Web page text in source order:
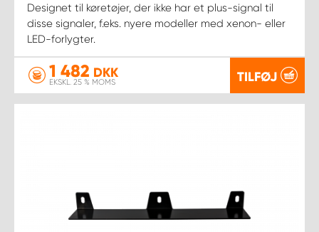
Designet til køretøjer, der ikke har et plus-signal til
disse signaler, f.eks. nyere modeller med xenon- eller
LED-forlygter.
1 482 DKK
EKSKL. 25 % MOMS TILFØJ